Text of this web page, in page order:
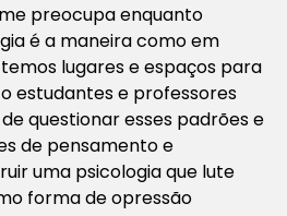
preocupa enquanto
é a maneira como em
lugares e espaços para
estudantes e professores
questionar esses padrões e
de pensamento e
uma psicologia que lute
forma de opressão